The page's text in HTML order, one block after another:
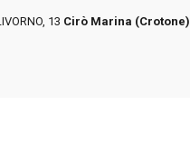
13 Cirò Marina (Crotone)